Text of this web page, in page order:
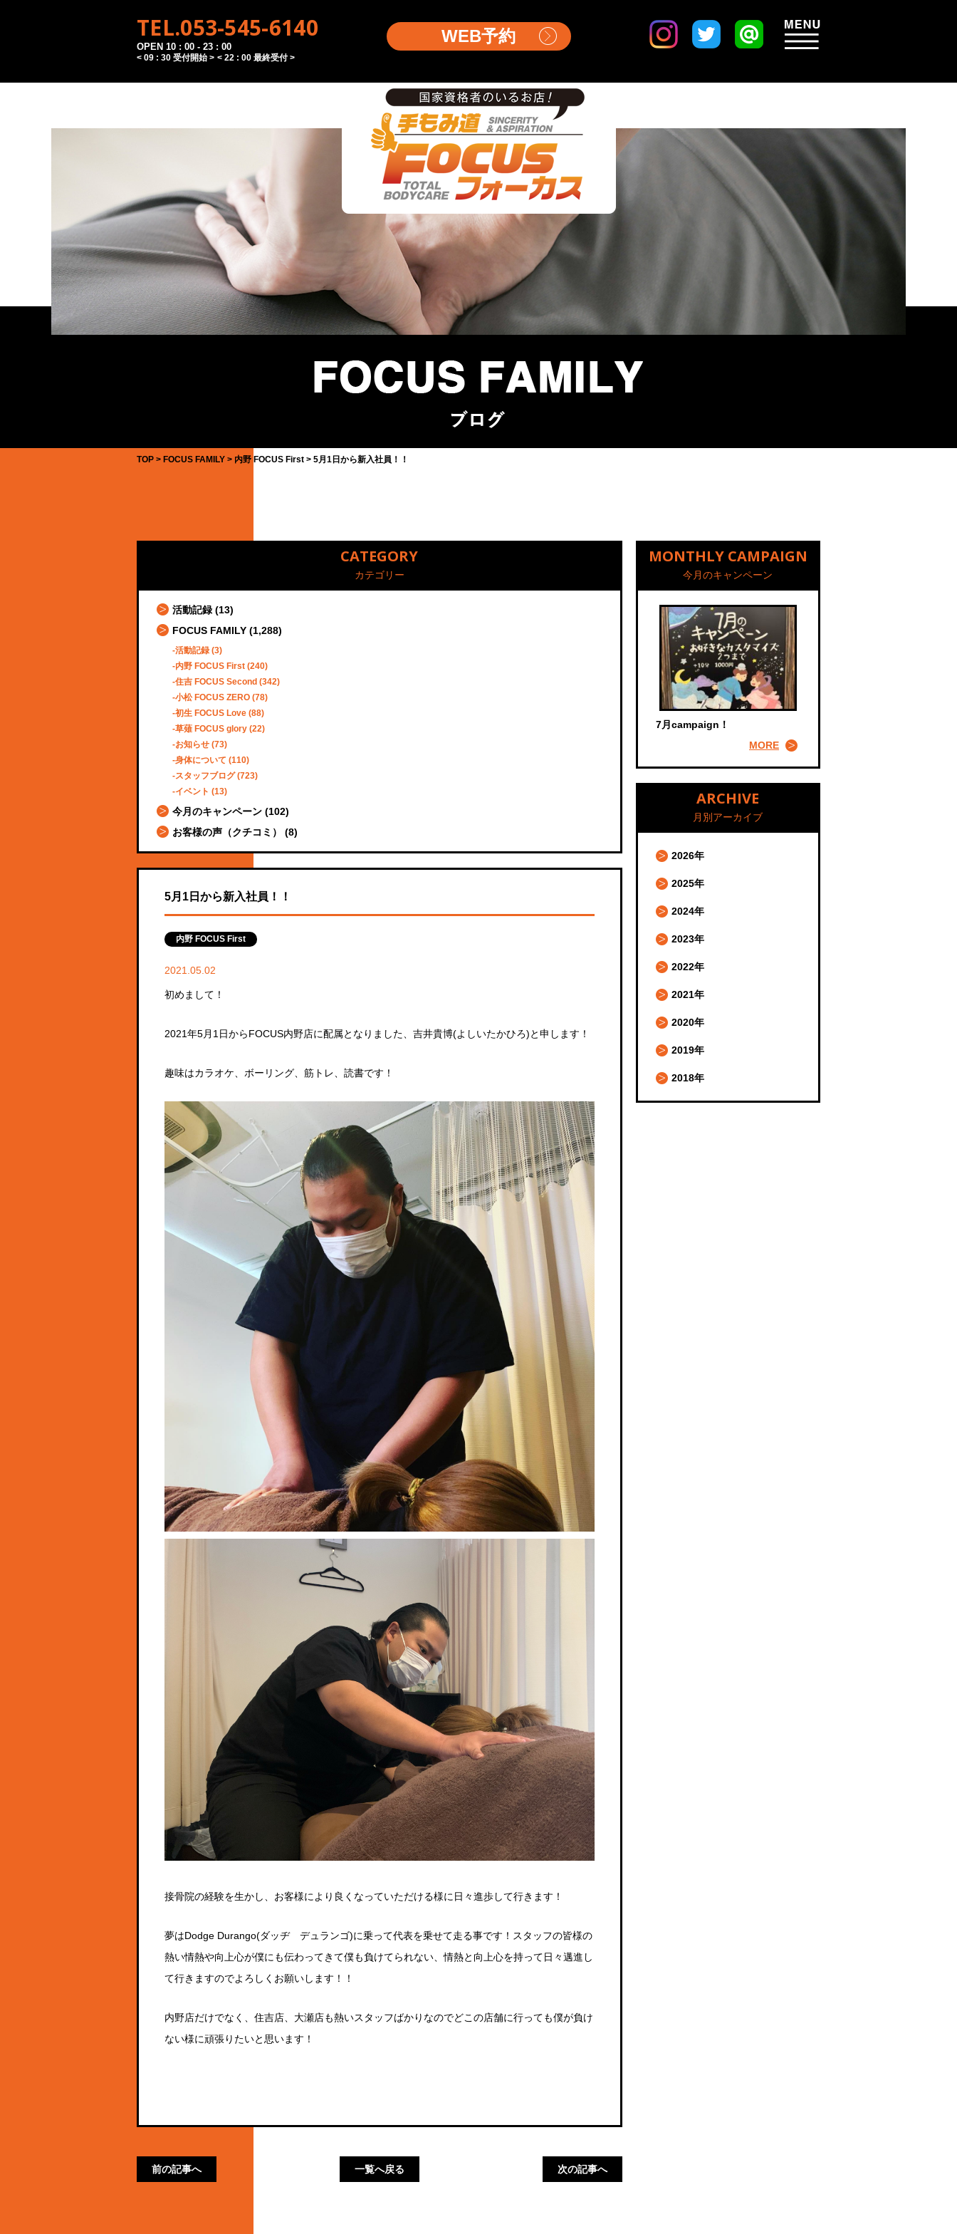
TEL.053-545-6140
OPEN 10 : 00 - 23 : 00
< 09 : 30 受付開始 > < 22 : 00 最終受付 >
WEB予約
TOP FOCUS FAMILY 内野 FOCUS First 5月1日から新入社員！！
CATEGORY
カテゴリー
活動記録 (13)
FOCUS FAMILY (1,288)
活動記録 (3)
内野 FOCUS First (240)
住吉 FOCUS Second (342)
小松 FOCUS ZERO (78)
初生 FOCUS Love (88)
草薙 FOCUS glory (22)
お知らせ (73)
身体について (110)
スタッフブログ(723)
イベント (13)
今月のキャンペーン (102)
お客様の声（クチコミ）
(8)
5月1日から新入社員！！
内野 FOCUS First
2021.05.02
初めまして！
2021年5月1日からFOCUS内野店に配属となりました、吉井貴博(よしいたかひろ)と申します！
趣味はカラオケ、ボーリング、筋トレ、読書です！
接骨院の経験を生かし、お客様により良くなっていただける様に日々進歩して行きます！
夢はDodge Durango(ダッヂ デュランゴ)に乗って代表を乗せて走る事です！スタッフの皆様の
熱い情熱や向上心が僕にも伝わってきて僕も負けてられない、情熱と向上心を持って日々邁進し
て行きますのでよろしくお願いします！！
内野店だけでなく、住吉店、大瀬店も熱いスタッフばかりなのでどこの店舗に行っても僕が負け
ない様に頑張りたいと思います！
前の記事へ 一覧へ戻る 次の記事へ
MONTHLY CAMPAIGN
今月のキャンペーン
7月campaign！
MORE
ARCHIVE
月別アーカイブ
2026年
2025年
2024年
2023年
2022年
2021年
2020年
2019年
2018年